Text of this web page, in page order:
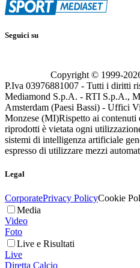
Seguici su
Copyright © 1999-
P.Iva 03976881007 - Tutti i diritti
Mediamond S.p.A. - RTI S.p.A.,
Amsterdam (Paesi Bassi) - Uffici
Monzese (MI)Rispetto ai contenuti
riprodotti è vietata ogni
sistemi di intelligenza artificiale
espresso di utilizzare mezzi
Legal
CorporatePrivacy PolicyCookie
Media
Video
Foto
Live e Risultati
Live
Diretta Calcio